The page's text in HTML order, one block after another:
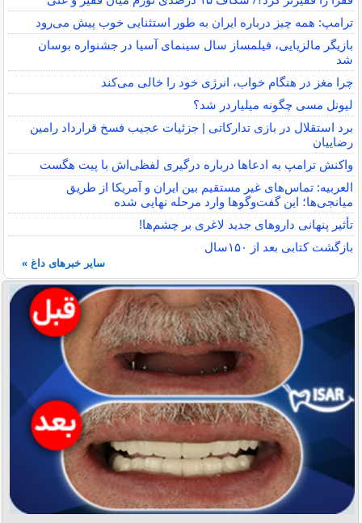
ترامپ: همه چیز درباره ایران به طور استثنایی خوب پیش می‌رود
بازیگر مالزیایی، فیلمساز سال سینمای آسیا در جشنواره بوسان
شد
چرا مغز در هنگام خواب، انرژی خود را خالی می‌کند
لیونل مسی چگونه میلیاردر شد؟
برد استقلال در بازی تدارکاتی | جزئیات عجیب فسخ قرارداد رامین
رضاییان
واکنش ترامپ به ادعاها درباره درگیری لفظی‌اش با پیت هگست
العربیه: تماس‌های غیر مستقیم بین ایران و آمریکا از طریق
میانجی‌ها؛ این گفت‌و‌گو‌ها وارد مرحله نهایی شده
تأثیر پنهانی داروهای جدید لاغری بر چشم‌ها!
بازگشت کتابی بعد از ۱۵۰سال
سایر خبرهای داغ »